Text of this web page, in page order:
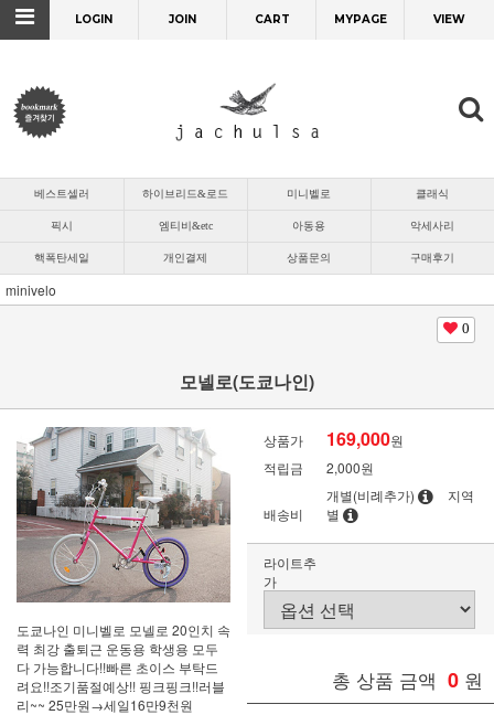
LOGIN JOIN CART MYPAGE VIEW
베스트셀러 하이브리드&로드 미니벨로 클래식
픽시 엠티비&etc 아동용 악세사리
핵폭탄세일 개인결제 상품문의 구매후기
minivelo
0
모넬로(도쿄나인)
도쿄나인 미니벨로 모넬로 20인치 속
력 최강 출퇴근 운동용 학생용 모두
다 가능합니다!!빠른 초이스 부탁드
려요!!조기품절예상!! 핑크핑크!!러블
리~~ 25만원→세일16만9천원
상품가 169,000원
적립금
2,000원
배송비
개별(비례추가)
지역
별
라이트추
가
총 상품 금액 0 원